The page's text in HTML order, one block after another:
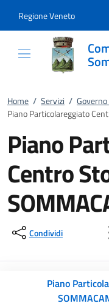
Regione Veneto
Home / Servizi /
Piano Particolareggiato
Piano
Centro
Condividi
Piano